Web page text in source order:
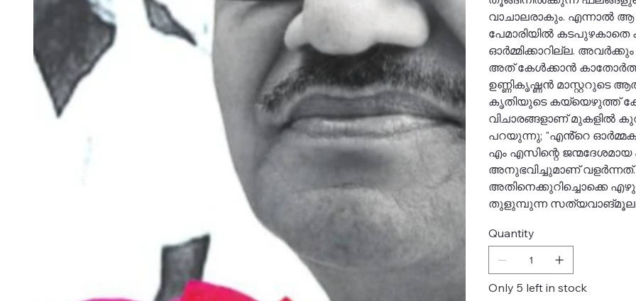
വാചാലരാകും. എന്നാൽ ആ
പേമാരിയിൽ
ഓർമ്മിക്കാറില്ല.
അത് കേൾക്കാൻ
ഉണ്ണികൃഷ്ണൻ മാസ്റ്ററുടെ
കൃതിയുടെ കയ്യെഴുത്ത്
വിചാരങ്ങളാണ് മുകളിൽ
പറയുന്നു; "എൻ്റെ
എം എസിന്റെ
അനുഭവിച്ചുമാണ് വളർന്നത്.
അതിനെക്കുറിച്ചൊക്കെ
തുളുമ്പുന്ന
Quantity
Only 5 left in stock